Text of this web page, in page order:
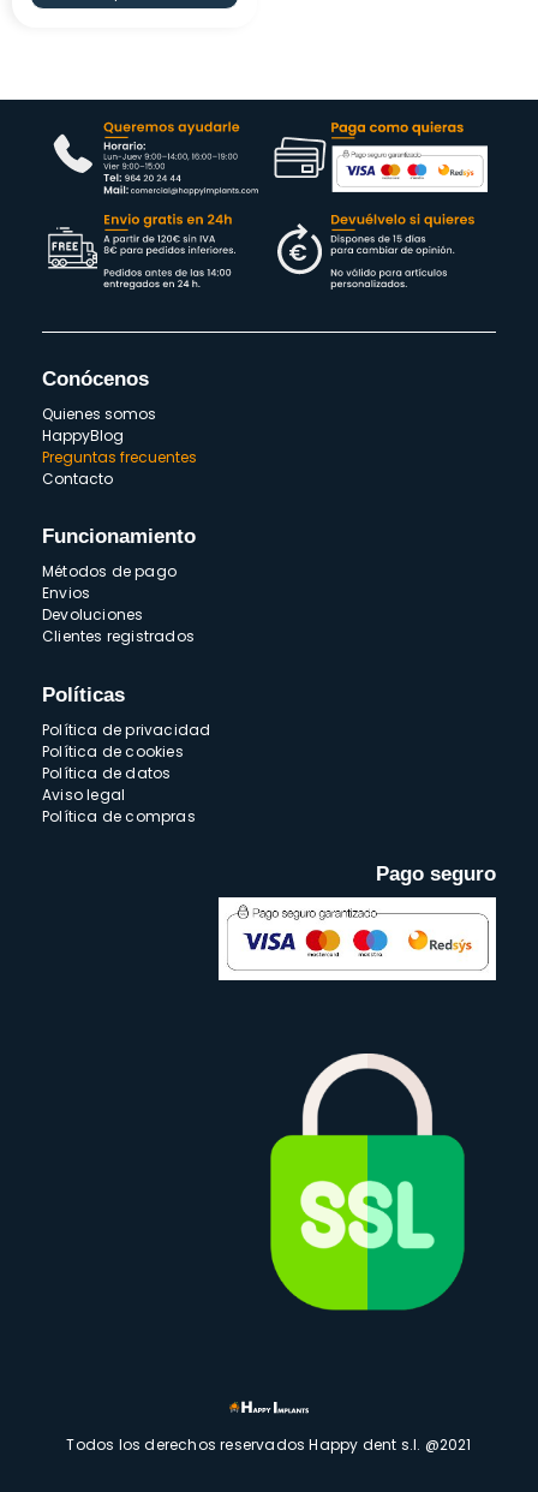
Conócenos
Quienes somos
HappyBlog
Preguntas frecuentes
Contacto
Funcionamiento
Métodos de pago
Envios
Devoluciones
Clientes registrados
Políticas
Política de privacidad
Política de cookies
Política de datos
Aviso legal
Política de compras
Pago seguro
Todos los derechos reservados Happy dent s.l. @2021